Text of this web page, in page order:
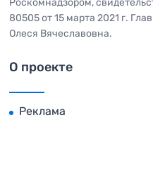
80505 от 15 марта 2021 г.
Олеся Вячеславовна.
О проекте
Реклама